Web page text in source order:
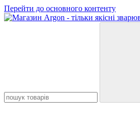
Перейти до основного контенту